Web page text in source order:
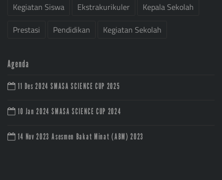
Kegiatan Siswa
Ekstrakurikuler
Kepala Sekolah
Prestasi
Pendidikan Kegiatan Sekolah
Agenda
11 Des 2024 SMASA SCIENCE CUP 2025
10 Jan 2024 SMASA SCIENCE CUP 2024
14 Nov 2023 Asesmen Bakat Minat (ABM) 2023